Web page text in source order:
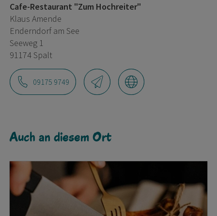
Cafe-Restaurant "Zum Hochreiter"
Klaus Amende
Enderndorf am See
Seeweg 1
91174 Spalt
09175 9749
Auch an diesem Ort